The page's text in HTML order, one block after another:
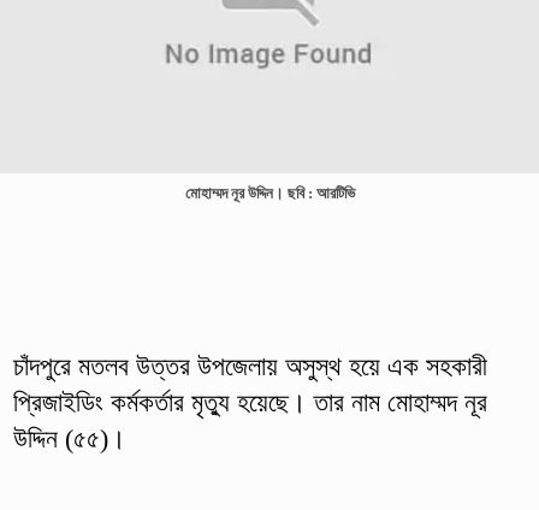
মোহাম্মদ নূর উদ্দিন। ছবি : আরটিভি
চাঁদপুরে মতলব উত্তর উপজেলায় অসুস্থ হয়ে এক সহকারী
প্রিজাইডিং কর্মকর্তার মৃত্যু হয়েছে। তার নাম মোহাম্মদ নূর
উদ্দিন (৫৫)।